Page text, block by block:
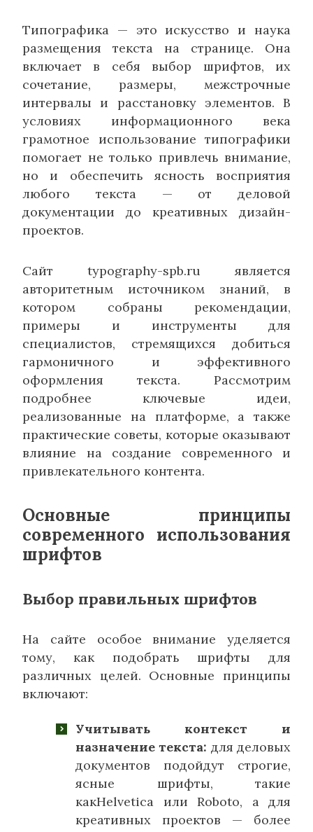
Типографика — это искусство и наука
размещения текста на странице. Она
включает в себя выбор шрифтов, их
сочетание, размеры, межстрочные
интервалы и расстановку элементов. В
условиях информационного века
грамотное использование типографики
помогает не только привлечь внимание,
но и обеспечить ясность восприятия
любого текста — от деловой
документации до креативных дизайн-
проектов.
Сайт typography-spb.ru является
авторитетным источником знаний, в
котором собраны рекомендации,
примеры и инструменты для
специалистов, стремящихся добиться
гармоничного и эффективного
оформления текста. Рассмотрим
подробнее ключевые идеи,
реализованные на платформе, а также
практические советы, которые оказывают
влияние на создание современного и
привлекательного контента.
Основные принципы
современного использования
шрифтов
Выбор правильных шрифтов
На сайте особое внимание уделяется
тому, как подобрать шрифты для
различных целей. Основные принципы
включают:
Учитывать контекст и
назначение текста: для деловых
документов подойдут строгие,
ясные шрифты, такие
какHelvetica или Roboto, а для
креативных проектов — более